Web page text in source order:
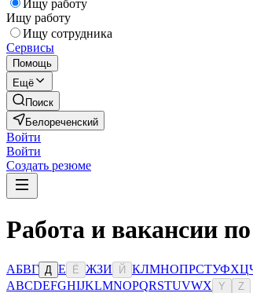
Ищу работу
Ищу работу
Ищу сотрудника
Сервисы
Помощь
Ещё
Поиск
Белореченский
Войти
Войти
Создать резюме
Работа и вакансии
АБВГ Д Е Ё ЖЗИ Й КЛМНОПРСТУФХЦ
ABCDEFGHIJKLMNOPQRSTUVWX Y Z